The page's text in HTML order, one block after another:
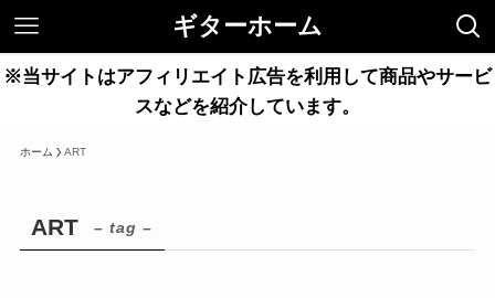
ギターホーム
※当サイトはアフィリエイト広告を利用して商品やサービ
スなどを紹介しています。
ホーム ART
ART – tag –